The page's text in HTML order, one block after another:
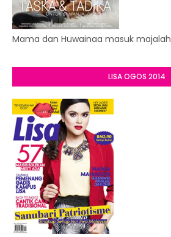
Mama dan Huwainaa masuk majalah
LISA OGOS 2014